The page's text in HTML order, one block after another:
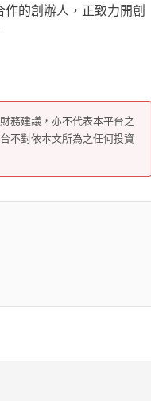
的創辦人，正致力開創
務建議，亦不代表本平台之
不對依本文所為之任何投資